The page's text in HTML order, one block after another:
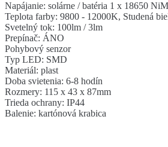
Napájanie: solárne / batéria 1 x 18650
Teplota farby: 9800 - 12000K, Studená
Svetelný tok: 100lm / 3lm
Prepínač: ÁNO
Pohybový senzor
Typ LED: SMD
Materiál: plast
Doba svietenia: 6-8 hodín
Rozmery: 115 x 43 x 87mm
Trieda ochrany: IP44
Balenie: kartónová krabica